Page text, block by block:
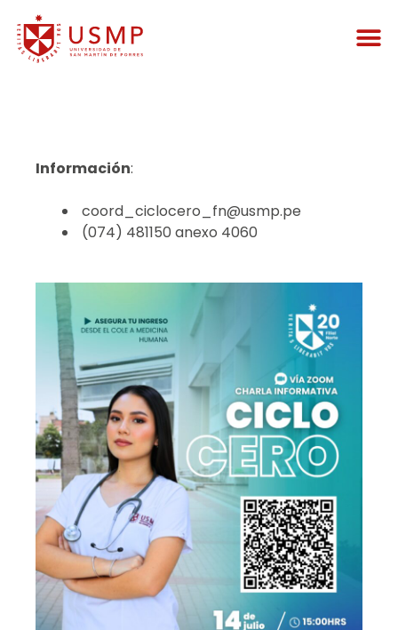
Información:
coord_ciclocero_fn@usmp.pe
(074) 481150 anexo 4060